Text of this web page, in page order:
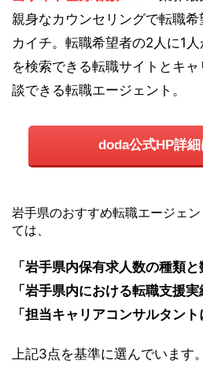
親身なカウンセリングで転職
カイチ。転職希望者の2人に1
を検索できる転職サイトとキ
談できる転職エージェント。
doda公式HP詳細
岩手県のおすすめ転職エージェ
ては、
「岩手県内保有求人数の種類と
「岩手県内における転職支援実
「担当キャリアコンサルタン
上記3点を基準に選んでいます。